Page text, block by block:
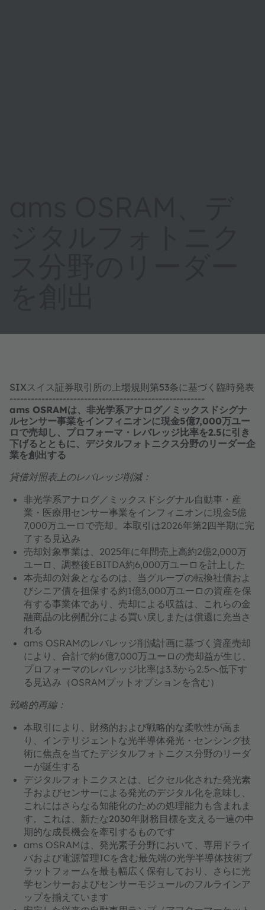
SIXスイス証券取引所の上場規則第53条に基づく臨時発表
-------------------------------------------------------
ams OSRAMは、非光学系アナログ／ミックスドシグナ
ルセンサー事業をインフィニオンに現金5億7,000万ユー
ロで売却し、プロフォーマ・レバレッジ比率を2.5に引き
下げるとともに、デジタルフォトニクス分野のリーダー企
業を創出する
貸借対照表上のレバレッジ削減：
非光学系アナログ／ミックスドシグナル自動車・産
業・医療用センサー事業をインフィニオンに現金5億
7,000万ユーロで売却。本取引は2026年第2四半期に完
了する見込み
売却対象事業は、2025年に年間売上高約2億2,000万
ユーロ、調整後EBITDA約6,000万ユーロを計上した
本売却の対象となるのは、当グループの転換社債およ
びシニア債を担保する約1億3,000万ユーロの資産を保
有する事業体であり、売却による収益は、これらの金
融商品の比例配分による買い戻しまたは償還に充当さ
れる
ams OSRAMのレバレッジ削減計画に基づく資産売却
により、合計で約6億7,000万ユーロの売却益が生じ、
プロフォーマのレバレッジ比率は3.3から2.5へ低下す
る見込み（OSRAMプットオプションを含む）
戦略的再編：
本取引により、財務的および戦略的な柔軟性が高ま
り、 インテリジェントな光半導体発光・センシング技
術に焦点を当てたデジタルフォトニクス分野のリーダ
ーが誕生する
デジタルフォトニクスとは、
ピクセル化された発光素
子およびセンサーによる発光のデジタル化を意味し、
これにはさらなる知能化のための処理能力も含まれま
す。これは、 新たな2030年財務目標を支える一連の中
期的な成長機会を牽引するものです
ams OSRAMは、発光素子分野において、専用ドライ
バおよび電源管理ICを含む最先端の光学半導体技術プ
ラットフォームを最も幅広く 保有しており、さらに光
学センサーおよびセンサーモジュールのフルラインア
ップを揃えています